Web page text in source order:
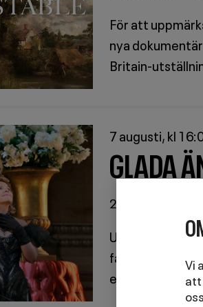
För att
nya
Britain-
7 augusti, kl
GLADA
2 tim 48 min inkl 1
Under augusti
favorit i repris-
en avväpnande
publikrekord
Vi
att